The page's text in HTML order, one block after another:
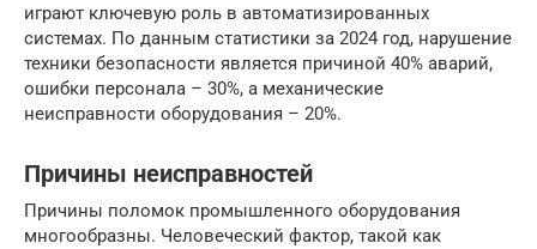
играют ключевую роль в автоматизированных
системах. По данным статистики за 2024 год, нарушение
техники безопасности является причиной 40% аварий,
ошибки персонала – 30%, а механические
неисправности оборудования – 20%.
Причины неисправностей
Причины поломок промышленного оборудования
многообразны. Человеческий фактор, такой как